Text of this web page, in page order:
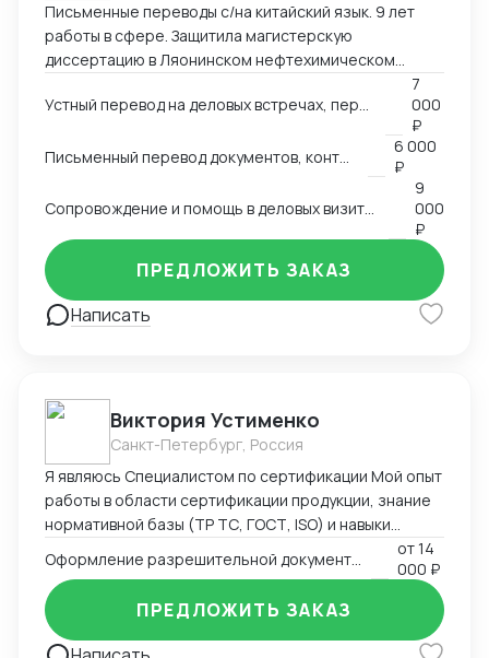
Письменные переводы с/на китайский язык. 9 лет
работы в сфере. Защитила магистерскую
диссертацию в Ляонинском нефтехимическом
тематик любой сложности.
Устный перевод на деловых встречах, переговорах других мероприятиях
7
000
₽
6 000
₽
Сопровождение и помощь в деловых визитах, переездах и туристических поездках
9
000
₽
Написать
ПРЕДЛОЖИТЬ ЗАКАЗ
Виктория Устименко
Санкт-Петербург, Россия
Я являюсь Специалистом по сертификации Мой опыт
работы в области сертификации продукции, знание
нормативной базы (ТР ТС, ГОСТ, ISO) и навыки
позволяют мне эффективно решать задачи по
подтверждению соответствия продукции
установленным требованиям. Оформляю
техническую документацию и консультирую по
от14
000 ₽
ПРЕДЛОЖИТЬ ЗАКАЗ